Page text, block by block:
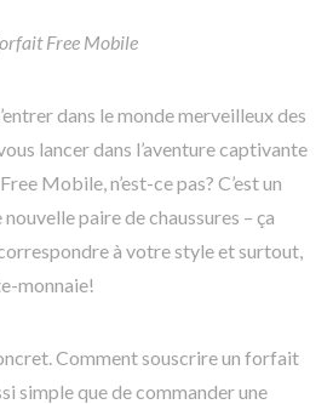
Free Mobile
dans le monde merveilleux des
lancer dans l’aventure captivante
Mobile, n’est-ce pas? C’est un
paire de chaussures – ça
à votre style et surtout,
monnaie!
Comment souscrire un forfait
simple que de commander une